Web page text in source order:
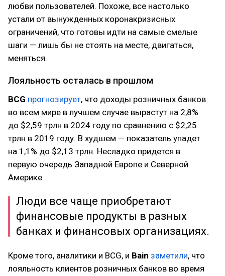
любви пользователей. Похоже, все настолько
устали от вынужденных коронакризисных
ограничений, что готовы идти на самые смелые
шаги — лишь бы не стоять на месте, двигаться,
меняться.
Лояльность осталась в прошлом
BCG прогнозирует, что доходы розничных банков
во всем мире в лучшем случае вырастут на 2,8%
до $2,59 трлн в 2024 году по сравнению с $2,25
трлн в 2019 году. В худшем — показатель упадет
на 1,1% до $2,13 трлн. Несладко придется в
первую очередь Западной Европе и Северной
Америке.
Люди все чаще приобретают
финансовые продукты в разных
банках и финансовых организациях.
Кроме того, аналитики и BCG, и Bain заметили, что
лояльность клиентов розничных банков во время